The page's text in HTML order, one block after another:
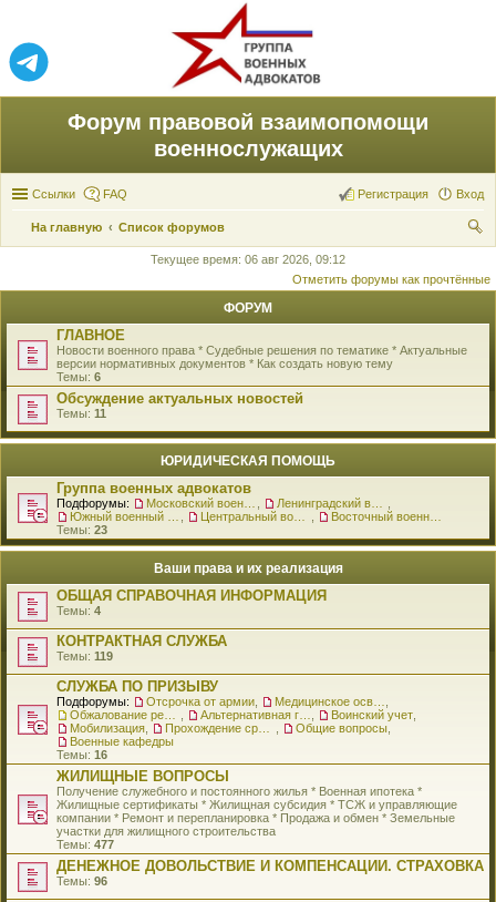
Форум правовой взаимопомощи
военнослужащих
Ссылки FAQ Вход
Регистрация
На главную
Список форумов
ск
Текущее время: 06 авг 2026, 09:12
Отметить форумы как прочтённые
ФОРУМ
ГЛАВНОЕ
Новости военного права * Судебные решения по тематике * Актуальные
версии нормативных документов * Как создать новую тему
Темы: 6
Обсуждение актуальных новостей
Темы: 11
ЮРИДИЧЕСКАЯ ПОМОЩЬ
Группа военных адвокатов
Подфорумы:
Темы: 23
Ваши права и их реализация
ОБЩАЯ СПРАВОЧНАЯ ИНФОРМАЦИЯ
Темы: 4
КОНТРАКТНАЯ СЛУЖБА
Темы: 119
СЛУЖБА ПО ПРИЗЫВУ
Подфорумы: Отсрочка от армии
Воинский учет
Мобилизация
Общие вопросы
Военные кафедры
Темы: 16
ЖИЛИЩНЫЕ ВОПРОСЫ
Получение служебного и постоянного жилья * Военная ипотека *
Жилищные сертификаты * Жилищная субсидия * ТСЖ и управляющие
компании * Ремонт и перепланировка * Продажа и обмен * Земельные
участки для жилищного строительства
Темы: 477
ДЕНЕЖНОЕ ДОВОЛЬСТВИЕ И КОМПЕНСАЦИИ. СТРАХОВКА
Темы: 96